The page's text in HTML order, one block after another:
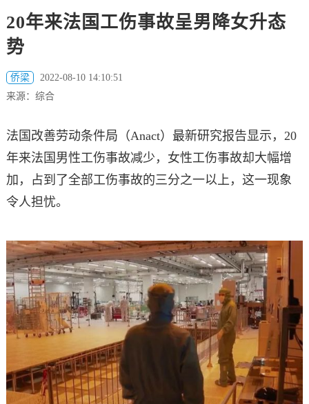
20年来法国工伤事故呈男降女升态
势
侨梁
2022-08-10 14:10:51
来源：综合
法国改善劳动条件局（Anact）最新研究报告显示，20
年来法国男性工伤事故减少，女性工伤事故却大幅增
加，占到了全部工伤事故的三分之一以上，这一现象
令人担忧。